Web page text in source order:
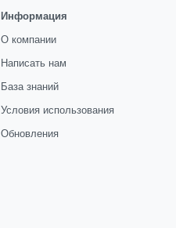
Информация
О компании
Написать нам
База знаний
Условия использования
Обновления